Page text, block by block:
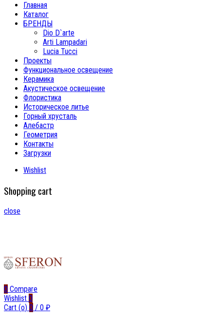
Главная
Каталог
БРЕНДЫ
Dio D`arte
Arti Lampadari
Lucia Tucci
Проекты
Функциональное освещение
Керамика
Акустическое освещение
Флористика
Историческое литье
Горный хрусталь
Алебастр
Геометрия
Контакты
Загрузки
Wishlist
Shopping cart
close
0 Compare
Wishlist 0
Cart (o) 0 / 0 ₽